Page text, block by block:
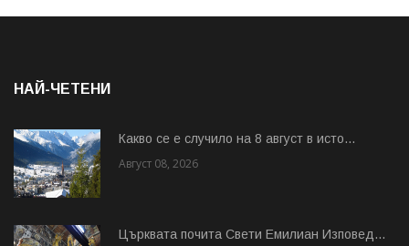
НАЙ-ЧЕТЕНИ
Какво се е случило на 8 август в исто...
Август 08, 2026
Църквата почита Свeти Емилиан Изповед...